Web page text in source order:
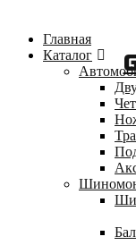
Главная
Каталог